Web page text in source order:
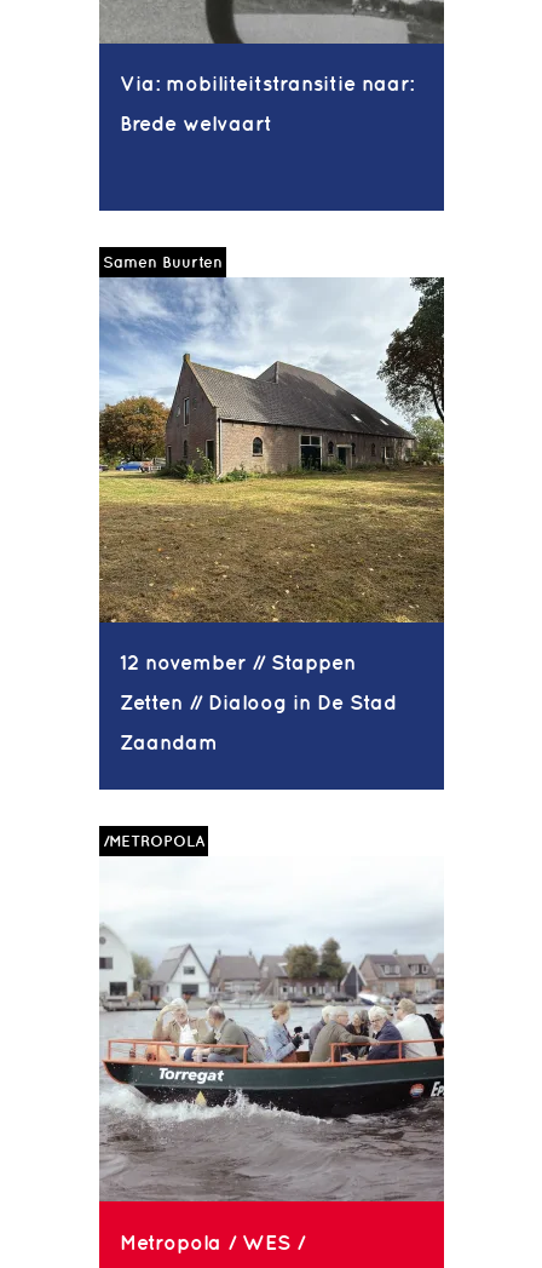
Via: mobiliteitstransitie naar:
Brede welvaart
Samen Buurten
12 november // Stappen
Zetten // Dialoog in De Stad
Zaandam
/METROPOLA
Metropola / WES /